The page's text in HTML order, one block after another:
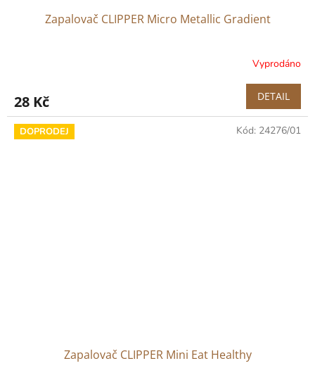
Zapalovač CLIPPER Micro Metallic Gradient
Vyprodáno
28 Kč DETAIL
DOPRODEJ
Zapalovač CLIPPER Mini Eat Healthy
Kód: 24276/01